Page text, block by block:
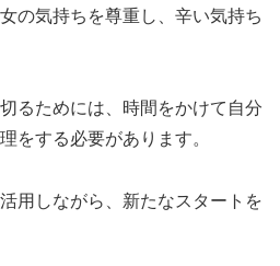
の気持ちを尊重し、辛い気持ち
るためには、時間をかけて自分
をする必要があります。
用しながら、新たなスタートを